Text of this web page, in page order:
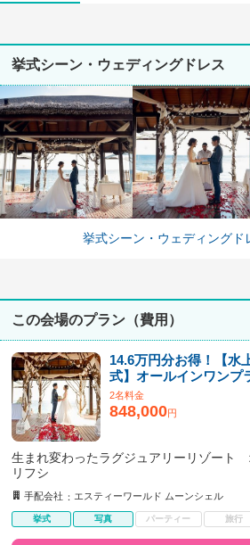
挙式シーン・ウェディングドレス
挙式シーン・ウェディングド
この会場のプラン（費用）
14.6万円分お得！【水
式】オールインワンプ
2名料金
848,000円
生まれ変わったラグジュアリーリゾート
リフシ
手配会社 エスティーワールド ムーンシェル
挙式 写真 パーティー 旅行